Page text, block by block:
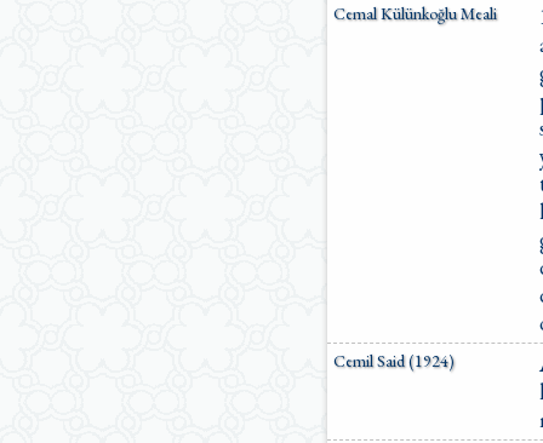
Cemal Külünkoğlu Meali
Cemil Said (1924)